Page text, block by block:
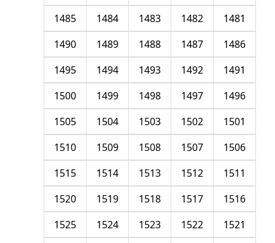
1481
1482
1483
1484
1485
1486
1487
1488
1489
1490
1491
1492
1493
1494
1495
1496
1497
1498
1499
1500
1501
1502
1503
1504
1505
1506
1507
1508
1509
1510
1511
1512
1513
1514
1515
1516
1517
1518
1519
1520
1521
1522
1523
1524
1525